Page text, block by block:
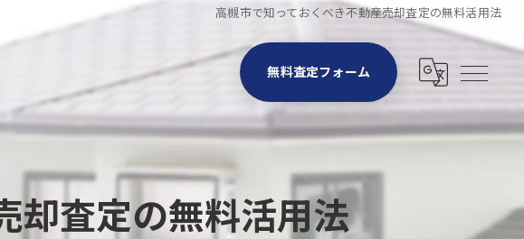
高槻市で知っておくべき不動産売却査定の無料活用法
無料査定フォーム
却査定の無料活用法